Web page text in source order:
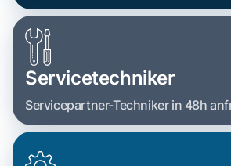
Servicetechniker
Servicepartner-Techniker in 48h